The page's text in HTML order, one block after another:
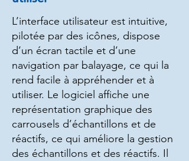
L’interface utilisateur est intuitive,
pilotée par des icônes, dispose
d’un écran tactile et d’une
navigation par balayage, ce qui la
rend facile à appréhender et à
utiliser. Le logiciel affiche une
représentation graphique des
carrousels d’échantillons et de
réactifs, ce qui améliore la gestion
des échantillons et des réactifs. Il